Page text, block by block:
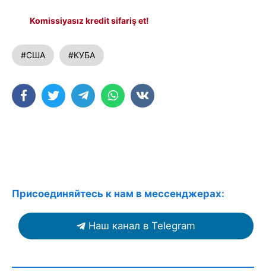
Komissiyasız kredit sifariş et!
#США #КУБА
Присоединяйтесь к нам в мессенджерах:
Наш канал в Telegram